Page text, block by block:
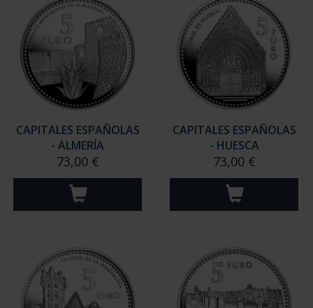
CAPITALES ESPAÑOLAS
- ALMERÍA
73,00 €
CAPITALES ESPAÑOLAS
- HUESCA
73,00 €